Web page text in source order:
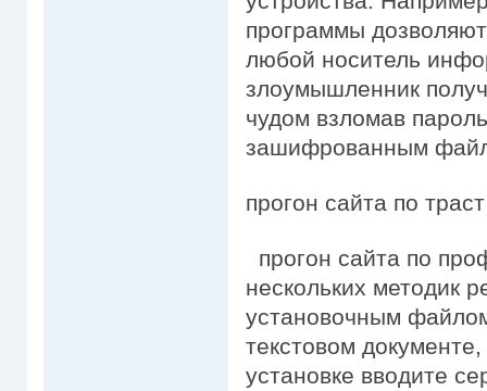
программы
любой носитель
злоумышленник
чудом взломав
зашифрованным
прогон сайта по
прогон сайта по
нескольких методик
установочным
текстовом
установке вводите